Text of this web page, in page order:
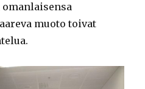
muoto toivat